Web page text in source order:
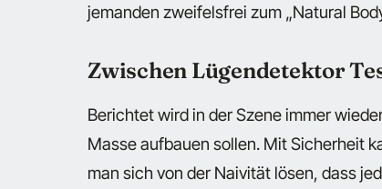
jemanden zweifelsfrei zum „Natural
Zwischen Lügendetektor
Berichtet wird in der Szene immer
Masse aufbauen sollen. Mit Sicherheit
man sich von der Naivität lösen, dass